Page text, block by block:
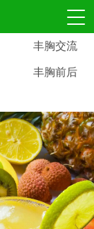
丰胸交流
丰胸前后